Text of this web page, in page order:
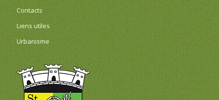
Contacts
Liens utiles
Urbanisme